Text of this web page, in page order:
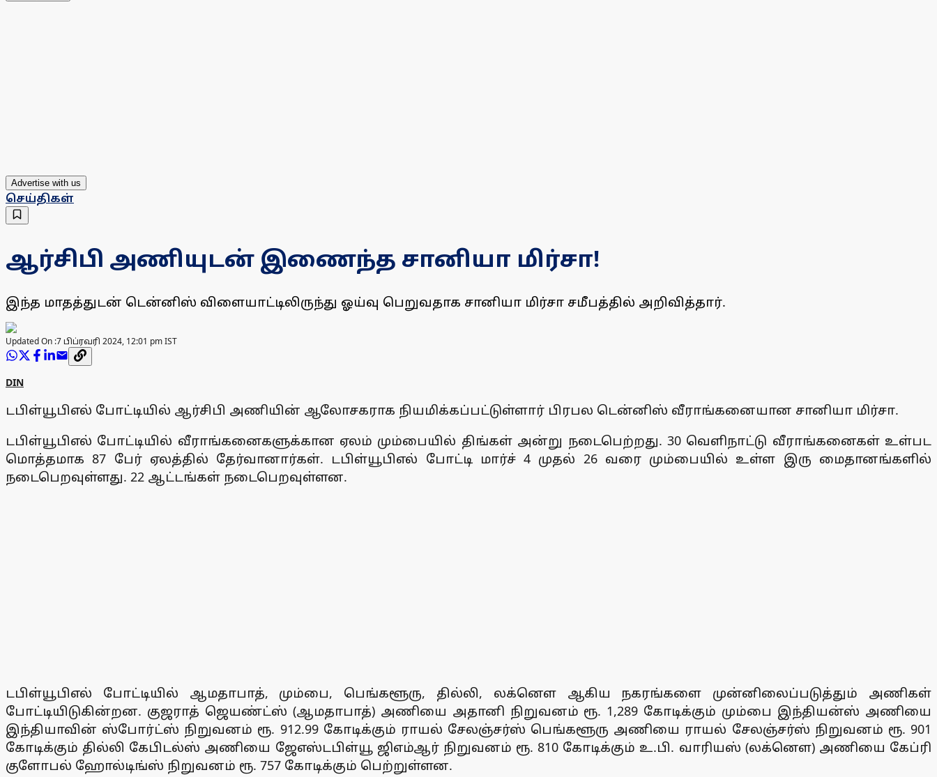
Advertise with us
செய்திகள்
ஆர்சிபி அணியுடன் இணைந்த சானியா மிர்சா!
இந்த மாதத்துடன் டென்னிஸ் விளையாட்டிலிருந்து ஓய்வு பெறுவதாக சானியா மிர்சா சமீபத்தில் அறிவித்தார்.
Updated On :7 பிப்ரவரி 2024, 12:01 pm IST
DIN
டபிள்யூபிஎல் போட்டியில் ஆர்சிபி அணியின் ஆலோசகராக நியமிக்கப்பட்டுள்ளார் பிரபல டென்னிஸ் வீராங்கனையான சானியா மிர்சா.
டபிள்யூபிஎல் போட்டியில் வீராங்கனைகளுக்கான ஏலம் மும்பையில் திங்கள் அன்று நடைபெற்றது. 30 வெளிநாட்டு வீராங்கனைகள் உள்பட
மொத்தமாக 87 பேர் ஏலத்தில் தேர்வானார்கள். டபிள்யூபிஎல் போட்டி மார்ச் 4 முதல் 26 வரை மும்பையில் உள்ள இரு மைதானங்களில்
நடைபெறவுள்ளது. 22 ஆட்டங்கள் நடைபெறவுள்ளன.
டபிள்யூபிஎல் போட்டியில் ஆமதாபாத், மும்பை, பெங்களூரு, தில்லி, லக்னெள ஆகிய நகரங்களை முன்னிலைப்படுத்தும் அணிகள்
போட்டியிடுகின்றன. குஜராத் ஜெயண்ட்ஸ் (ஆமதாபாத்) அணியை அதானி நிறுவனம் ரூ. 1,289 கோடிக்கும் மும்பை இந்தியன்ஸ் அணியை
இந்தியாவின் ஸ்போர்ட்ஸ் நிறுவனம் ரூ. 912.99 கோடிக்கும் ராயல் சேலஞ்சர்ஸ் பெங்களூரு அணியை ராயல் சேலஞ்சர்ஸ் நிறுவனம் ரூ. 901
கோடிக்கும் தில்லி கேபிடல்ஸ் அணியை ஜேஎஸ்டபிள்யூ ஜிஎம்ஆர் நிறுவனம் ரூ. 810 கோடிக்கும் உ.பி. வாரியஸ் (லக்னெள) அணியை கேப்ரி
குளோபல் ஹோல்டிங்ஸ் நிறுவனம் ரூ. 757 கோடிக்கும் பெற்றுள்ளன.